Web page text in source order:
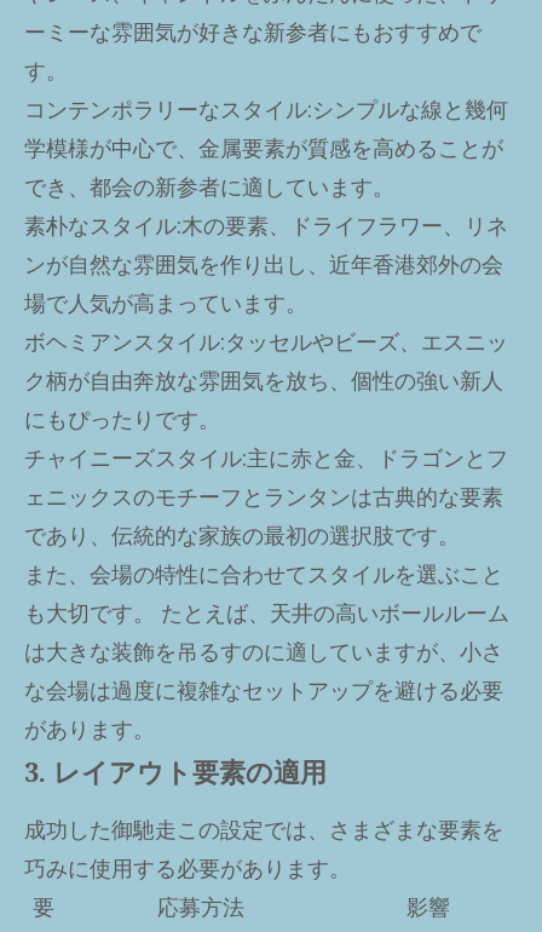
ーミーな雰囲気が好きな新参者にもおすすめで
す。
コンテンポラリーなスタイル:シンプルな線と幾何
学模様が中心で、金属要素が質感を高めることが
でき、都会の新参者に適しています。
素朴なスタイル:木の要素、ドライフラワー、リネ
ンが自然な雰囲気を作り出し、近年香港郊外の会
場で人気が高まっています。
ボヘミアンスタイル:タッセルやビーズ、エスニッ
ク柄が自由奔放な雰囲気を放ち、個性の強い新人
にもぴったりです。
チャイニーズスタイル:主に赤と金、ドラゴンとフ
ェニックスのモチーフとランタンは古典的な要素
であり、伝統的な家族の最初の選択肢です。
また、会場の特性に合わせてスタイルを選ぶこと
も大切です。 たとえば、天井の高いボールルーム
は大きな装飾を吊るすのに適していますが、小さ
な会場は過度に複雑なセットアップを避ける必要
があります。
3. レイアウト要素の適用
成功した御馳走この設定では、さまざまな要素を
巧みに使用する必要があります。
要
応募方法 影響